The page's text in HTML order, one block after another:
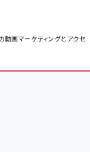
画マーケティングとアクセ